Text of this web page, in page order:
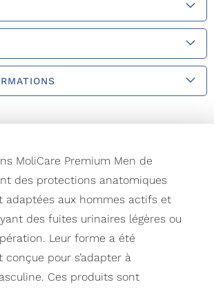
MoliCare Premium Men de
des protections anatomiques
adaptées aux hommes actifs et
des fuites urinaires légères ou
Leur forme a été
pour s’adapter à
Ces produits sont